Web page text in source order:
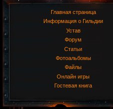
Главная страница
Информация о Гильдии
Устав
Форум
Статьи
Фотоальбомы
Файлы
Онлайн игры
Гостевая книга